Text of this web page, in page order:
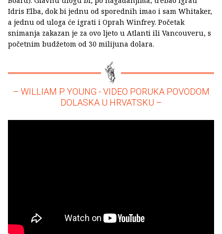
Idris Elba, dok bi jednu od sporednih imao i sam Whitaker,
a jednu od uloga će igrati i Oprah Winfrey. Početak
snimanja zakazan je za ovo ljeto u Atlanti ili Vancouveru, s
početnim budžetom od 30 milijuna dolara.
– WILLIAM P. YOUNG - VIDEO PORUKA POVODOM
DOLASKA U HRVATSKU –